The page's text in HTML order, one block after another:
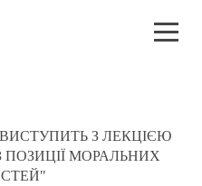
З ЛЕКЦІЄЮ
МОРАЛЬНИХ